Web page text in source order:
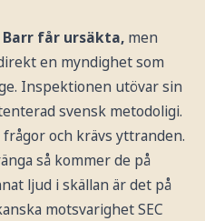
får ursäkta, men
en myndighet som
Inspektionen utövar sin
svensk metodoligi.
och krävs yttranden.
så kommer de på
ljud i skällan är det på
motsvarighet SEC